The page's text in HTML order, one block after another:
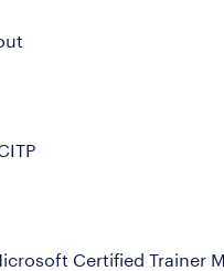
Certified Trainer